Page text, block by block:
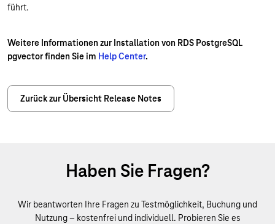
führt.
Weitere Informationen zur Installation von RDS PostgreSQL
pgvector finden Sie im Help Center.
Zurück zur Übersicht Release Notes
Haben Sie Fragen?
Wir beantworten Ihre Fragen zu Testmöglichkeit, Buchung und
Nutzung – kostenfrei und individuell. Probieren Sie es